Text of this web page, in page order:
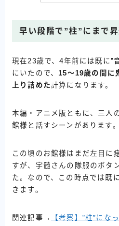
早い段階で”柱”にまで昇
現在23歳で、4年前には既に”
にいたので、 15～19歳の間に
上り詰めた計算になります。
本編・アニメ版ともに、三人
館様と話すシーンがあります。
この頃のお館様はまだ左目に
すが、宇髄さんの隊服のボタ
た。なので、この時点では既
きます。
関連記事→ 【考察】”柱”にな